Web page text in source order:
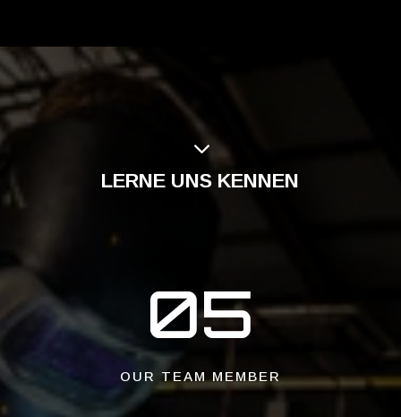
3
LERNE UNS KENNEN
05
OUR TEAM MEMBER